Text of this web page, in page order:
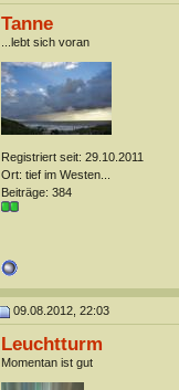
Tanne
...lebt sich voran
Registriert seit: 29.10.2011
Ort: tief im Westen...
Beiträge: 384
09.08.2012, 22:03
Leuchtturm
Momentan ist gut